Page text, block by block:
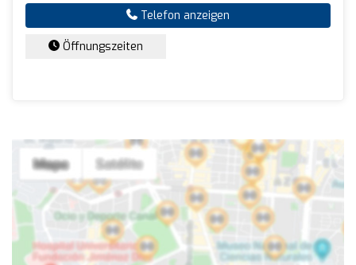
Telefon anzeigen
Öffnungszeiten